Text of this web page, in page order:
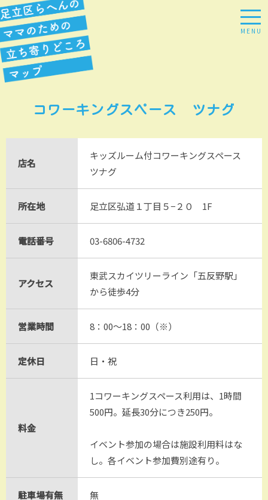
MENU
コワーキングスペース ツナグ
店名
キッズルーム付コワーキングスペース
ツナグ
所在地 足立区弘道１丁目５−２０ 1F
電話番号 03-6806-4732
アクセス
東武スカイツリーライン「五反野駅」
から徒歩4分
営業時間 8：00〜18：00（※）
定休日 日・祝
料金
1コワーキングスペース利用は、1時間
500円。延長30分につき250円。
イベント参加の場合は施設利用料はな
し。各イベント参加費別途有り。
駐車場有無 無